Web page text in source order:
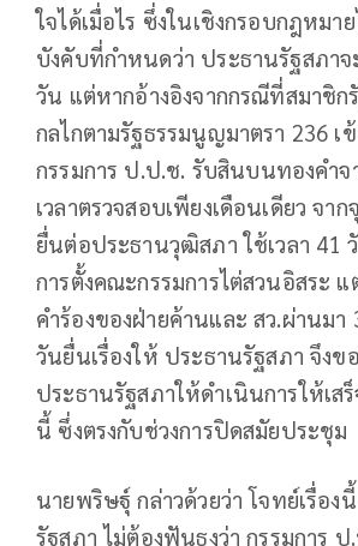
ใจได้เมื่อไร ซึ่งในเชิงกรอบกฎหม
บังคับที่กำหนดว่า ประธานรัฐสภาจ
วัน แต่หากอ้างอิงจากกรณีที่สมาชิก
กลไกตามรัฐธรรมนูญมาตรา 236 เ
กรรมการ ป.ป.ช. รับสินบนทองคำจ
เวลาตรวจสอบเพียงเดือนเดียว จา
ยื่นต่อประธานวุฒิสภา ใช้เวลา 41
การตั้งคณะกรรมการไต่สวนอิสระ แ
คำร้องของฝ่ายค้านและ สว.ผ่านมา
วันยื่นเรื่องให้ ประธานรัฐสภา จึงข
ประธานรัฐสภาให้ดำเนินการให้เส
นี้ ซึ่งตรงกับช่วงการปิดสมัยประชุม
นายพริษฐุ์ กล่าวด้วยว่า โจทย์เรื่อง
รัฐสภา ไม่ต้องฟันธงว่า กรรมการ